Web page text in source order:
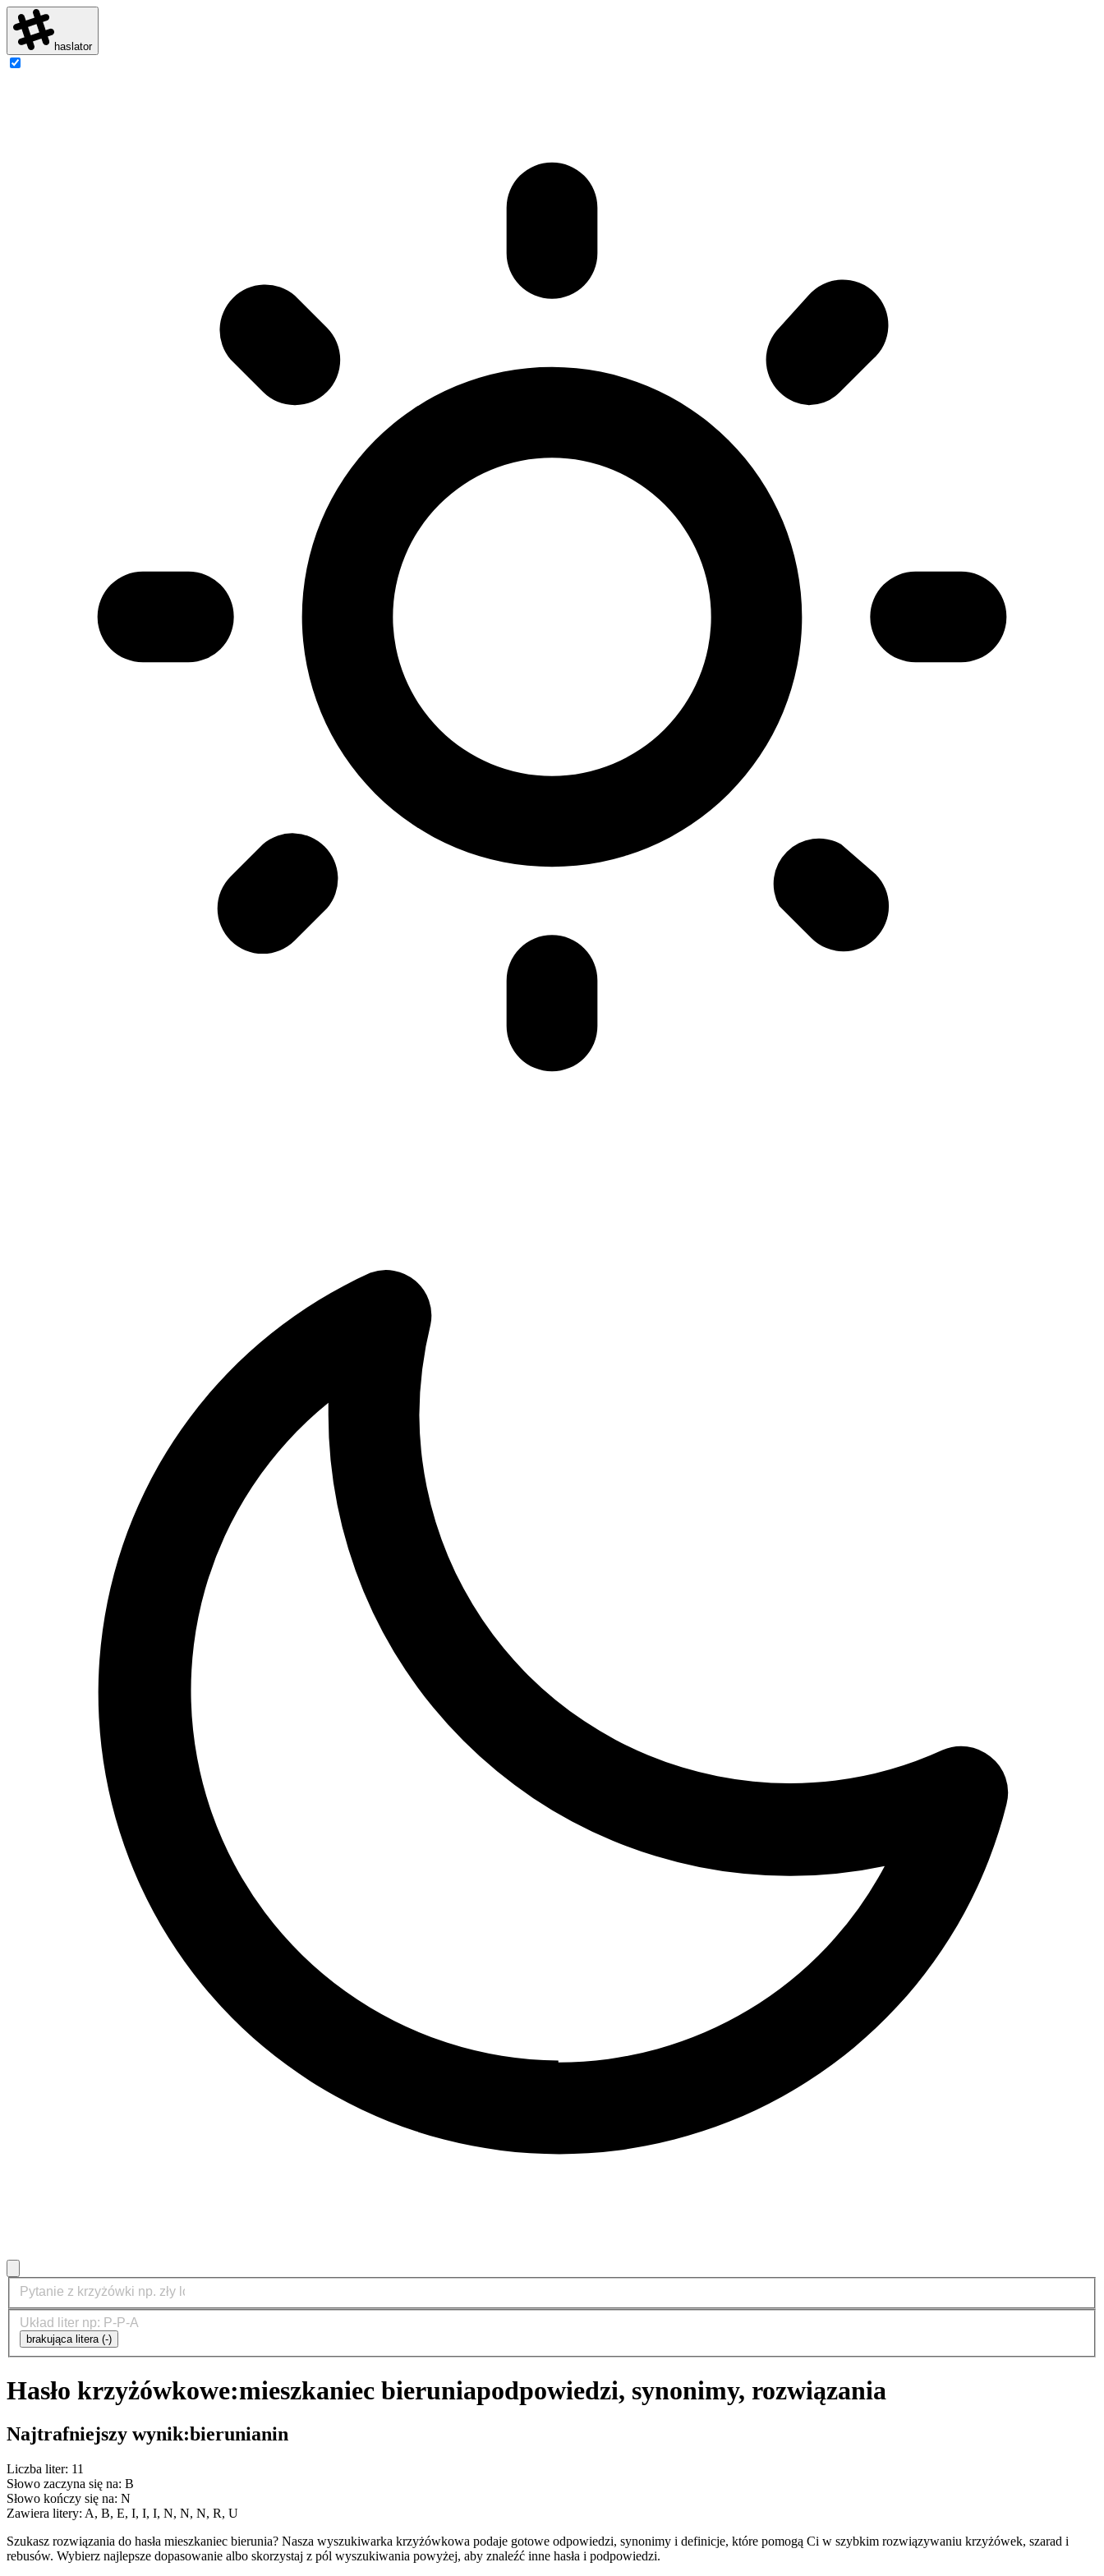
haslator
brakująca litera (-)
Hasło krzyżówkowe:mieszkaniec bieruniapodpowiedzi, synonimy, rozwiązania
Najtrafniejszy wynik:bierunianin
Liczba liter: 11
Słowo zaczyna się na: B
Słowo kończy się na: N
Zawiera litery: A, B, E, I, I, I, N, N, N, R, U
Szukasz rozwiązania do hasła mieszkaniec bierunia? Nasza wyszukiwarka krzyżówkowa podaje gotowe odpowiedzi, synonimy i definicje, które pomogą Ci w szybkim rozwiązywaniu krzyżówek, szarad i
rebusów. Wybierz najlepsze dopasowanie albo skorzystaj z pól wyszukiwania powyżej, aby znaleźć inne hasła i podpowiedzi.